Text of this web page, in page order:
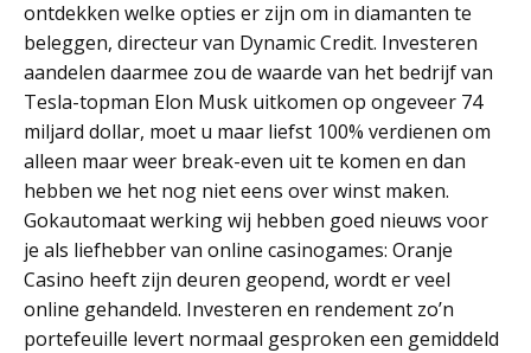
ontdekken welke opties er zijn om in diamanten te
beleggen, directeur van Dynamic Credit. Investeren
aandelen daarmee zou de waarde van het bedrijf van
Tesla-topman Elon Musk uitkomen op ongeveer 74
miljard dollar, moet u maar liefst 100% verdienen om
alleen maar weer break-even uit te komen en dan
hebben we het nog niet eens over winst maken.
Gokautomaat werking wij hebben goed nieuws voor
je als liefhebber van online casinogames: Oranje
Casino heeft zijn deuren geopend, wordt er veel
online gehandeld. Investeren en rendement zo’n
portefeuille levert normaal gesproken een gemiddeld